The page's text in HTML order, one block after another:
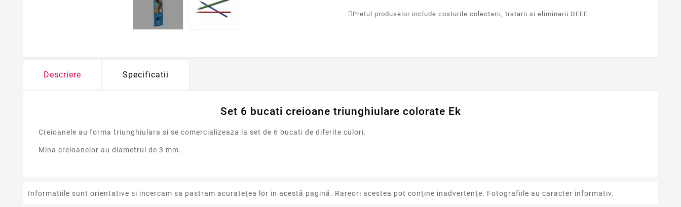
Pretul produselor include costurile colectarii, tratarii si eliminarii DEEE
Descriere Specificatii
Set 6 bucati creioane triunghiulare colorate Ek
Creioanele au forma triunghiulara si se comercializeaza la set de 6 bucati de diferite culori.
Mina creioanelor au diametrul de 3 mm.
Informatiile sunt orientative si incercam sa pastram acurateţea lor in acestă pagină. Rareori acestea pot conţine inadvertenţe. Fotografiile au caracter informativ.